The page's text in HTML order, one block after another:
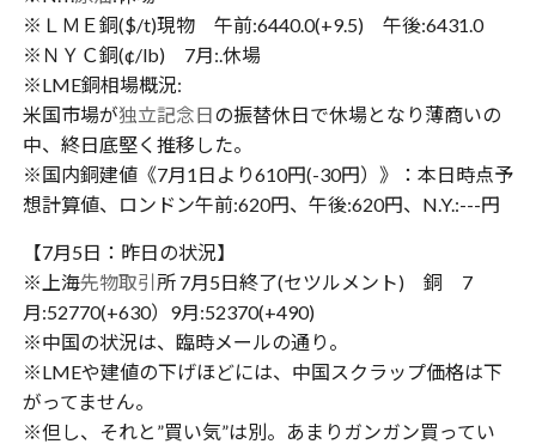
※ＬＭＥ銅($/t)現物 午前:6440.0(+9.5) 午後:6431.0
※ＮＹＣ銅(¢/lb) 7月:.休場
※LME銅相場概況:
米国市場が独立記念日の振替休日で休場となり薄商いの
中、終日底堅く推移した。
※国内銅建値《7月1日より610円(-30円）》：本日時点予
想計算値、ロンドン午前:620円、午後:620円、N.Y.:---円
【7月5日：昨日の状況】
※上海先物取引 所 7月5日終了(セツルメント) 銅 7
月:52770(+630）9月:52370(+490)
※中国の状況は、臨時メールの通り。
※LMEや建値の下げほどには、中国スクラップ価格は下
がってません。
※但し、それと”買い気”は別。あまりガンガン買ってい